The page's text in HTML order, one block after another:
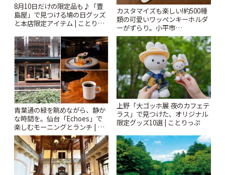
8月10日だけの限定品も♪「豊
島屋」で見つける鳩の日グッズ
と本店限定アイテム | ことりっ
カスタマイズも楽しい!約500種
類の可愛いワッペンキーホルダ
ーがずらり。小平市
「Kimamaya T&K」 | ことりっ
ぷ
青葉通の緑を眺めながら、静か
な時間を。仙台「Echoes」で
楽しむモーニングとランチ | こ
とりっぷ
上野「大ゴッホ展 夜のカフェテ
ラス」で見つけた、オリジナル
限定グッズ10選 | ことりっぷ